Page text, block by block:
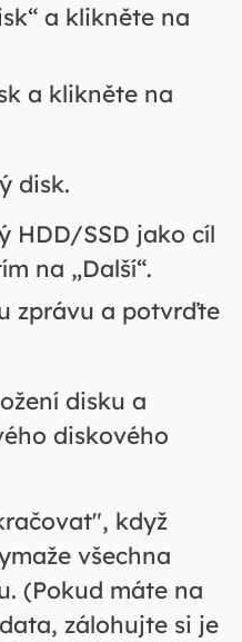
a klikněte na
a klikněte na
disk.
HDD/SSD jako cíl
na „Další“.
zprávu a potvrďte
disku a
diskového
když
všechna
(Pokud máte na
zálohujte si je